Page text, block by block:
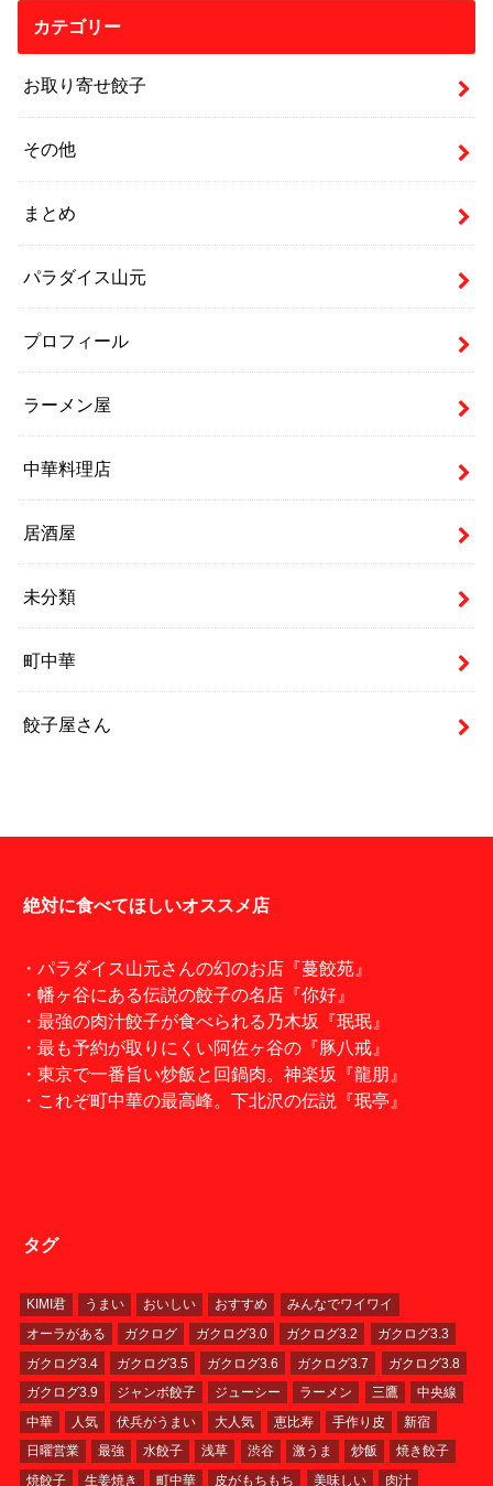
カテゴリー
お取り寄せ餃子
その他
まとめ
パラダイス山元
プロフィール
ラーメン屋
中華料理店
居酒屋
未分類
町中華
餃子屋さん
絶対に食べてほしいオススメ店
・パラダイス山元さんの幻のお店『蔓餃苑』
・幡ヶ谷にある伝説の餃子の名店『你好』
・最強の肉汁餃子が食べられる乃木坂『珉珉』
・最も予約が取りにくい阿佐ヶ谷の『豚八戒』
・東京で一番旨い炒飯と回鍋肉。神楽坂『龍朋』
・これぞ町中華の最高峰。下北沢の伝説『珉亭』
タグ
KIMI君 うまい おいしい おすすめ
みんなでワイワイ
オーラがある
ガクログ ガクログ3.0 ガクログ3.2
ガクログ3.3
ガクログ3.4
ガクログ3.5 ガクログ3.6 ガクログ3.7
ガクログ3.8
ガクログ3.9
ジャンボ餃子 ジューシー ラーメン 三鷹
中央線
中華
人気 伏兵がうまい 大人気 恵比寿 手作り皮
新宿
日曜営業
最強 水餃子 浅草 渋谷 激うま 炒飯
焼き餃子
焼餃子
生姜焼き 町中華 皮がもちもち 美味しい 肉汁